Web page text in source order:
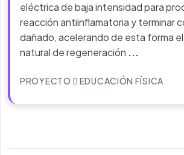
eléctrica de baja intensidad para
reacción antiinflamatoria y terminar
dañado, acelerando de esta forma
natural de regeneración ...
PROYECTO EDUCACIÓN FÍSICA